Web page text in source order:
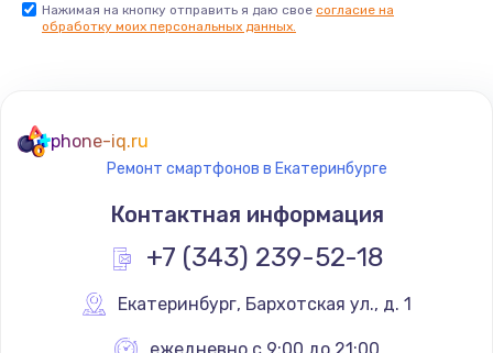
Нажимая на кнопку отправить я даю свое согласие на
обработку моих персональных данных.
phone-iq.ru
Ремонт смартфонов в Екатеринбурге
Контактная информация
+7 (343) 239-52-18
Екатеринбург, Бархотская ул., д. 1
ежедневно с 9:00 до 21:00